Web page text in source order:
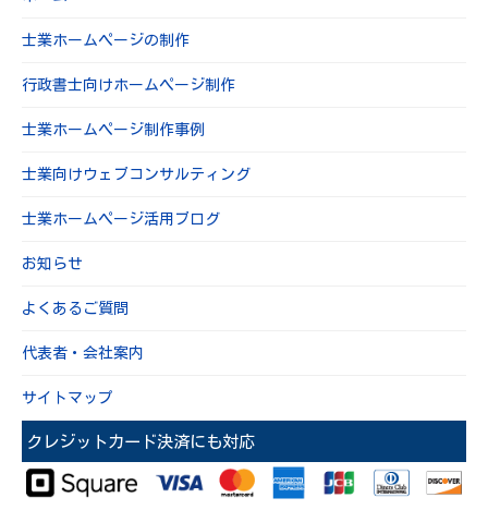
士業ホームページの制作
行政書士向けホームページ制作
士業ホームページ制作事例
士業向けウェブコンサルティング
士業ホームページ活用ブログ
お知らせ
よくあるご質問
代表者・会社案内
サイトマップ
クレジットカード決済にも対応